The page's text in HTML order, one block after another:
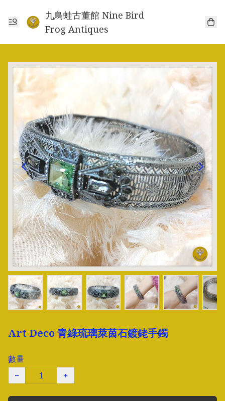
九鳥蛙古董館 Nine Bird
Frog Antiques
Art Deco 青綠琉璃萊茵石鍍銠手鐲
數量
−
+